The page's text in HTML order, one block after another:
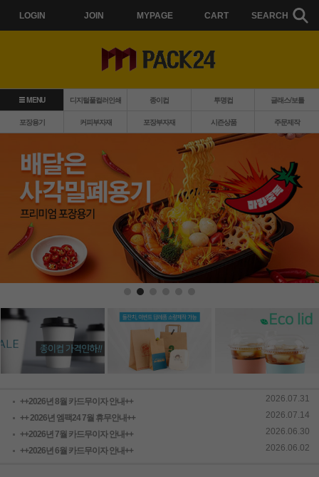
LOGIN JOIN MYPAGE CART SEARCH
MENU 디지털풀컬러인쇄 종이컵 투명컵 글래스/보틀
포장용기 커피부자재 포장부자재 시즌상품 주문제작
++2026년 8월 카드무이자 안내++
2026.07.31
++ 2026년 엠팩24 7월 휴무안내++
2026.07.14
++2026년 7월 카드무이자 안내++
2026.06.30
++2026년 6월 카드무이자 안내++
2026.06.02